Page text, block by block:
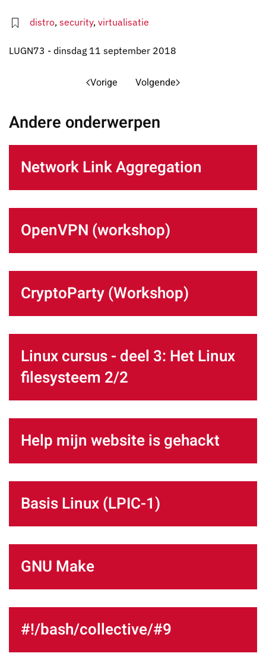
distro, security, virtualisatie
LUGN73 - dinsdag 11 september 2018
Vorige Volgende
Andere onderwerpen
Network Link Aggregation
OpenVPN (workshop)
CryptoParty (Workshop)
Linux cursus - deel 3: Het Linux
filesysteem 2/2
Help mijn website is gehackt
Basis Linux (LPIC-1)
GNU Make
#!/bash/collective/#9